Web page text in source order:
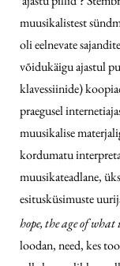
muusikalistest
oli eelnevate
võidukäigu ajastul
klavessiinide)
praegusel
muusikalise
kordumatu
muusikateadlane,
esitusküsimuste
hope, the age of
loodan, need, kes